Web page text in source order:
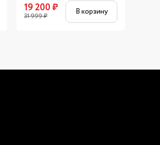
19 200₽
31 999₽ В корзину